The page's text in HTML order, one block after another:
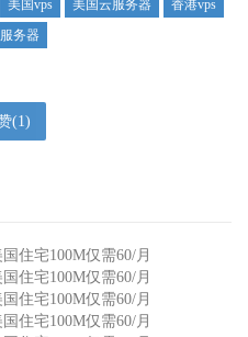
美国vps 美国云服务器
香港vps
务器
(1)
住宅100M仅需60/月
住宅100M仅需60/月
住宅100M仅需60/月
住宅100M仅需60/月